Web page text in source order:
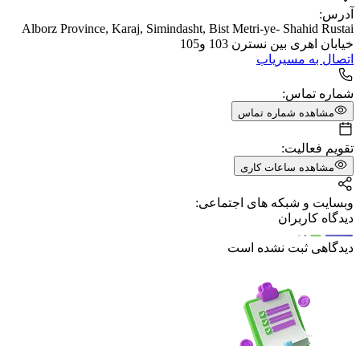
آدرس:
Alborz Province, Karaj, Simindasht, Bist Metri-ye- Shahid Rustai
خیابان اهری بین نسترن 103 و105
اتصال به مسیریاب
شماره تماس:
مشاهده شماره تماس
تقویم فعالیت:
مشاهده ساعات کاری
وبسایت و شبکه های اجتماعی:
دیدگاه کاربران
دیدگاهی ثبت نشده است